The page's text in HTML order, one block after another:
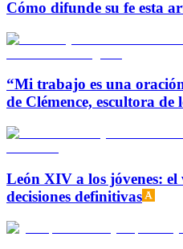
Cómo difunde su fe esta
“Mi trabajo es una
de Clémence, escultora de
León XIV a los jóvenes:
decisiones definitivas